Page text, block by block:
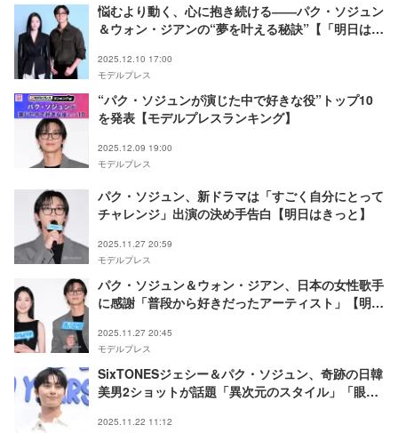
悩むより動く、心に抱き続ける――パク・ソジュン
＆ウォン・ジアンの“夢を叶える秘訣”【「明日はき
2025.12.10 17:00
モデルプレス
“パク・ソジュンが演じた中で好きな役”トップ10
を発表【モデルプレスランキング】
2025.12.09 19:00
モデルプレス
パク・ソジュン、新ドラマは「すごく自分にとって
チャレンジ」出演の決め手告白【明日はきっと】
2025.11.27 20:59
モデルプレス
パク・ソジュン＆ウォン・ジアン、日本の女性歌手
に感謝「普段から好きだったアーティスト」【明日
2025.11.27 20:45
モデルプレス
SixTONESジェシー＆パク・ソジュン、奇跡の日韓
美男2ショットが話題「異次元のスタイル」「眼
2025.11.22 11:12